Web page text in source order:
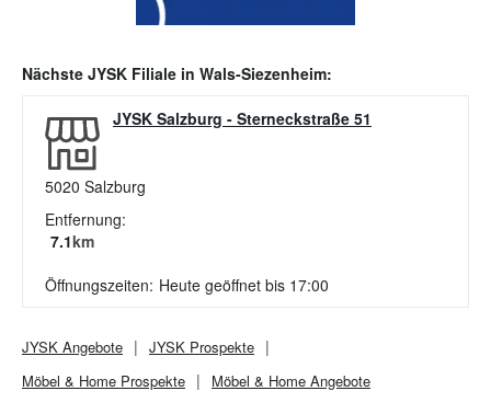
Nächste JYSK Filiale in Wals-Siezenheim:
JYSK Salzburg - Sterneckstraße 51
5020 Salzburg
Entfernung:
7.1km
Öffnungszeiten: Heute geöffnet bis 17:00
JYSK Angebote JYSK Prospekte
Möbel & Home Prospekte Möbel & Home Angebote